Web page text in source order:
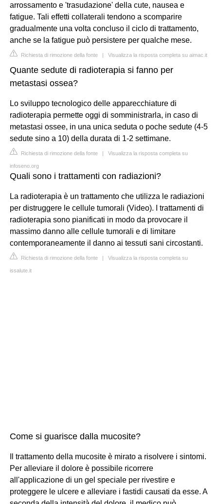
arrossamento e 'trasudazione' della cute, nausea e
fatigue. Tali effetti collaterali tendono a scomparire
gradualmente una volta concluso il ciclo di trattamento,
anche se la fatigue può persistere per qualche mese.
Richiesta di rimozione della fonte | Visualizza la risposta completa su aimac.it
Quante sedute di radioterapia si fanno per
metastasi ossea?
Lo sviluppo tecnologico delle apparecchiature di
radioterapia permette oggi di somministrarla, in caso di
metastasi ossee, in una unica seduta o poche sedute (4-5
sedute sino a 10) della durata di 1-2 settimane.
Richiesta di rimozione della fonte | Visualizza la risposta completa su
infoseno.org
Quali sono i trattamenti con radiazioni?
La radioterapia è un trattamento che utilizza le radiazioni
per distruggere le cellule tumorali (Video). I trattamenti di
radioterapia sono pianificati in modo da provocare il
massimo danno alle cellule tumorali e di limitare
contemporaneamente il danno ai tessuti sani circostanti.
Richiesta di rimozione della fonte | Visualizza la risposta completa su
issalute.it
Come si guarisce dalla mucosite?
Il trattamento della mucosite è mirato a risolvere i sintomi.
Per alleviare il dolore è possibile ricorrere
all'applicazione di un gel speciale per rivestire e
proteggere le ulcere e alleviare i fastidi causati da esse. A